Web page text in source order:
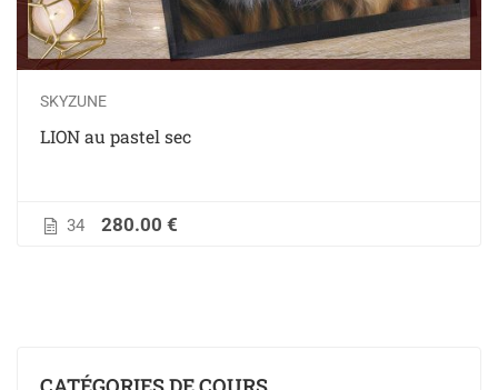
SKYZUNE
LION au pastel sec
34 280.00 €